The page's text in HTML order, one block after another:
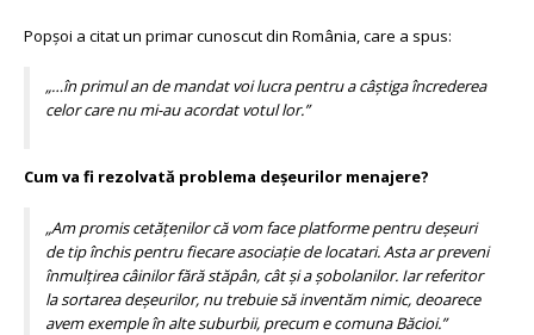
Popșoi a citat un primar cunoscut din România, care a spus:
„…în primul an de mandat voi lucra pentru a câștiga încrederea
celor care nu mi-au acordat votul lor.”
Cum va fi rezolvată problema deșeurilor menajere?
„Am promis cetățenilor că vom face platforme pentru deșeuri
de tip închis pentru fiecare asociație de locatari. Asta ar preveni
înmulțirea câinilor fără stăpân, cât și a șobolanilor. Iar referitor
la sortarea deșeurilor, nu trebuie să inventăm nimic, deoarece
avem exemple în alte suburbii, precum e comuna Băcioi.”